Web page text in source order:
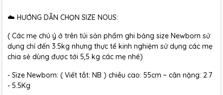
☁️ HƯỚNG DẪN CHỌN SIZE NOUS:
( Các mẹ chú ý ở trên túi sản phẩm ghi bảng size Newborn sử
dụng chỉ đến 3.5kg nhưng thực tế kinh nghiệm sử dụng các mẹ
chia sẻ dùng được tới 5,5 kg các mẹ nhé)
- Size Newborn: ( Viết tắt: NB ) chiều cao: 55cm ~ cân nặng: 2.7
- 5.5Kg